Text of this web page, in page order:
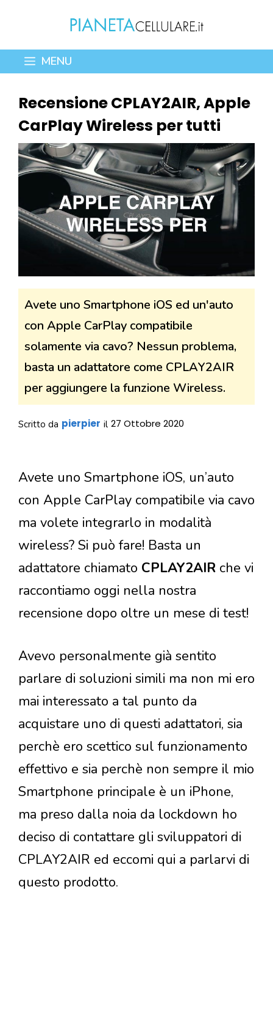
contenuto
MENU
Recensione CPLAY2AIR, Apple
CarPlay Wireless per tutti
Avete uno Smartphone iOS ed un'auto
con Apple CarPlay compatibile
solamente via cavo? Nessun problema,
basta un adattatore come CPLAY2AIR
per aggiungere la funzione Wireless.
Scritto da pierpier il 27 Ottobre 2020
Avete uno Smartphone iOS, un’auto
con Apple CarPlay compatibile via cavo
ma volete integrarlo in modalità
wireless? Si può fare! Basta un
adattatore chiamato CPLAY2AIR che vi
raccontiamo oggi nella nostra
recensione dopo oltre un mese di test!
Avevo personalmente già sentito
parlare di soluzioni simili ma non mi ero
mai interessato a tal punto da
acquistare uno di questi adattatori, sia
perchè ero scettico sul funzionamento
effettivo e sia perchè non sempre il mio
Smartphone principale è un iPhone,
ma preso dalla noia da lockdown ho
deciso di contattare gli sviluppatori di
CPLAY2AIR ed eccomi qui a parlarvi di
questo prodotto.